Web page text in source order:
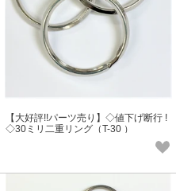
【大好評!!パーツ売り】◇値下げ断行 !
◇30ミリ二重リング（T-30 ）